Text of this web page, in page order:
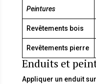
Peintures
Revêtements bois
Revêtements pierre
Enduits et
Appliquer un enduit